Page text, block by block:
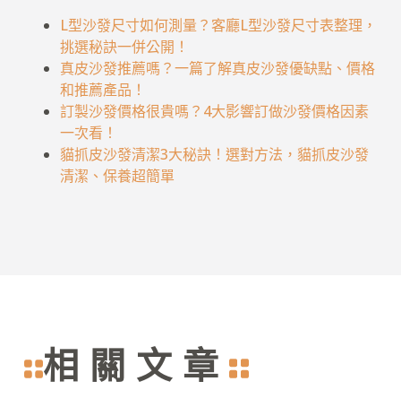
L型沙發尺寸如何測量？客廳L型沙發尺寸表整理，
挑選秘訣一併公開！
真皮沙發推薦嗎？一篇了解真皮沙發優缺點、價格
和推薦產品！
訂製沙發價格很貴嗎？4大影響訂做沙發價格因素
一次看！
貓抓皮沙發清潔3大秘訣！選對方法，貓抓皮沙發
清潔、保養超簡單
相關文章